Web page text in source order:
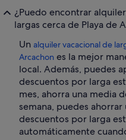
¿Puedo encontrar
largas cerca de Playa de
Un alquiler vacacional de
Arcachon es la mejor
local. Además, puedes
descuentos por larga
mes, ahorra una media
semana, puedes ahorrar
descuentos por larga
automáticamente